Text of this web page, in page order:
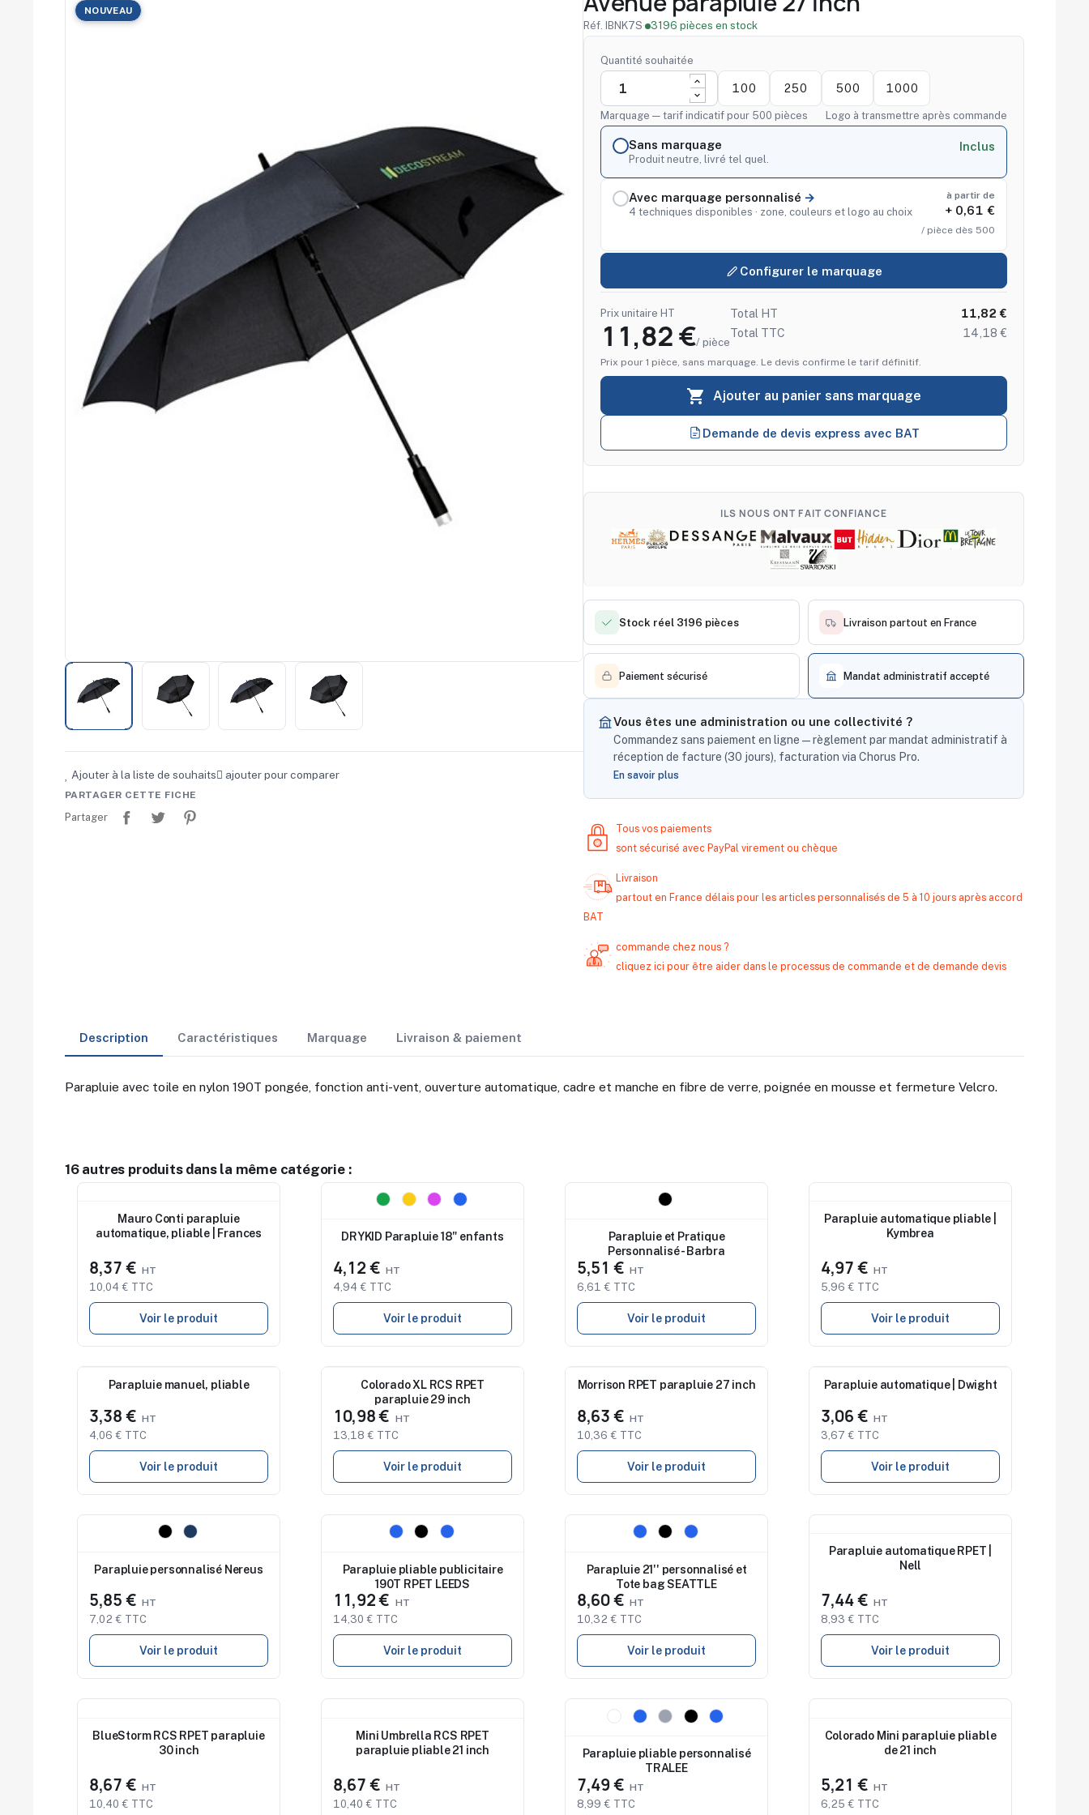
Cérémonies
Récompenses
Domaines viticoles
Maisons de luxe
Marchés publics
Chambres de
commerce
Salons
professionnels
Séminaires
NOUVEAU
Ajouter à la liste de souhaits ajouter pour comparer
PARTAGER CETTE FICHE
Partager
Réf. IBNK7S· 3196 pièces en stock
Quantité souhaitée
100 250 500 1000
Marquage — tarif indicatif pour 500 pièces Logo à transmettre après commande
Sans marquage
Produit neutre, livré tel quel.
Inclus
Avec marquage personnalisé
4 techniques disponibles · zone, couleurs et logo au choix
à partir de
+ 0,61 €
/ pièce dès 500
Configurer le marquage
 Ajouter au panier sans marquage
Prix unitaire HT
11,82 €/ pièce
Total HT
11,82 €
Total TTC
14,18 €
Prix pour 1 pièce, sans marquage. Le devis confirme le tarif définitif.
Demande de devis express avec BAT
ILS NOUS ONT FAIT CONFIANCE
Stock réel 3196 pièces Livraison partout en France
Paiement sécurisé Mandat administratif accepté
Vous êtes une administration ou une collectivité ?
Commandez sans paiement en ligne — règlement par mandat administratif à
réception de facture (30 jours), facturation via Chorus Pro.
En savoir plus
Tous vos paiements
sont sécurisé avec PayPal virement ou chèque
Livraison
partout en France délais pour les articles personnalisés de 5 à 10 jours après accord
BAT
commande chez nous ?
cliquez ici pour être aider dans le processus de commande et de demande devis
Description Caractéristiques Marquage Livraison & paiement
Parapluie avec toile en nylon 190T pongée, fonction anti-vent, ouverture automatique, cadre et manche en fibre de verre, poignée en mousse et fermeture Velcro.
16 autres produits dans la même catégorie :
Mauro Conti parapluie
automatique, pliable | Frances
8,37 €
10,04 € TTC
Voir le produit
Nouveau
DRYKID Parapluie 18" enfants
4,12 €
4,94 € TTC
Voir le produit
Parapluie et Pratique
Personnalisé - Barbra
5,51 €
6,61 € TTC
Voir le produit
Parapluie automatique pliable |
Kymbrea
4,97 €
5,96 € TTC
Voir le produit
Nouveau
Parapluie manuel, pliable
3,38 €
4,06 € TTC
Voir le produit
NouveauColorado XL RCS RPET
parapluie 29 inch
10,98 €
13,18 € TTC
Voir le produit
Nouveau
Morrison RPET parapluie 27 inch
8,63 €
10,36 € TTC
Voir le produit
Nouveau
Parapluie automatique | Dwight
3,06 €
3,67 € TTC
Voir le produit
Parapluie personnalisé Nereus
5,85 €
7,02 € TTC
Voir le produit
Parapluie pliable publicitaire
190T RPET LEEDS
11,92 €
14,30 € TTC
Voir le produit
Parapluie 21'' personnalisé et
Tote bag SEATTLE
8,60 €
10,32 € TTC
Voir le produit
Parapluie automatique RPET |
Nell
7,44 €
8,93 € TTC
Voir le produit
BlueStorm RCS RPET parapluie
30 inch
8,67 €
10,40 € TTC
Mini Umbrella RCS RPET
parapluie pliable 21 inch
8,67 €
10,40 € TTC
Nouveau
Parapluie pliable personnalisé
TRALEE
7,49 €
8,99 € TTC
Colorado Mini parapluie pliable
de 21 inch
5,21 €
6,25 € TTC